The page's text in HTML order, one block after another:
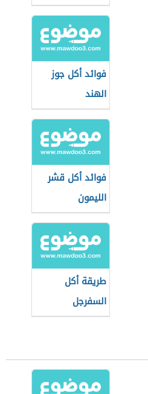
فوائد أكل جوز
الهند
فوائد أكل قشر
الليمون
طريقة أكل
السفرجل